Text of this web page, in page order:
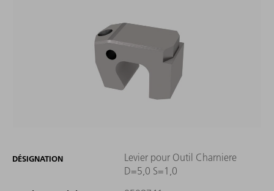
DÉSIGNATION
Levier pour Outil Charniere
D=5,0 S=1,0